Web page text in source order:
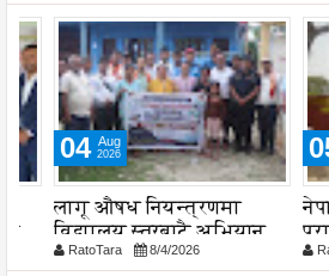
04 Aug
2026
लागू औषध नियन्त्रणमा
विद्यालय स्तरबाटै अभियान
RatoTara 8/4/2026
05